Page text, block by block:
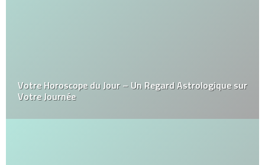
Votre Horoscope du Jour – Un Regard Astrologique sur
Votre Journée